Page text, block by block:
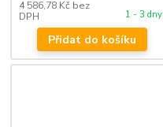
4 586,78 Kč bez
DPH
1 - 3 dny
Přidat do košíku